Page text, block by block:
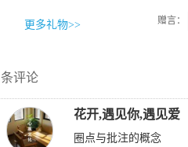
更多礼物>>
赠言：
条评论
花开,遇见你,遇见爱
圈点与批注的概念